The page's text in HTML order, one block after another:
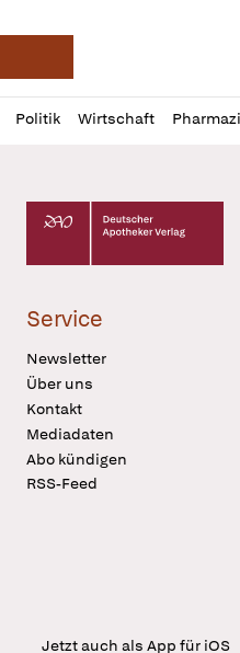
Deutsche
Politik Wirtschaft
Profil
öffnen
Daz
Pur
Deutscher Apotheker
Service
Newsletter
Über uns
Kontakt
Mediadaten
Abo kündigen
RSS-Feed
Jetzt auch als App für iOS